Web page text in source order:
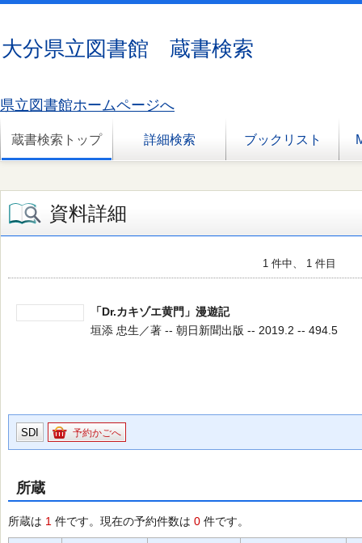
大分県立図書館 蔵書検索
県立図書館ホームページへ
蔵書検索トップ 詳細検索 ブックリスト
資料詳細
1 件中、 1 件目
「Dr.カキゾエ黄門」漫遊記
垣添 忠生／著 -- 朝日新聞出版 -- 2019.2 -- 494.5
SDI 予約かごへ
所蔵
所蔵は 1 件です。現在の予約件数は 0 件です。